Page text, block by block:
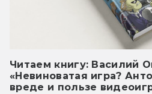
Читаем книгу: Василий
«Невиноватая игра?
вреде и пользе